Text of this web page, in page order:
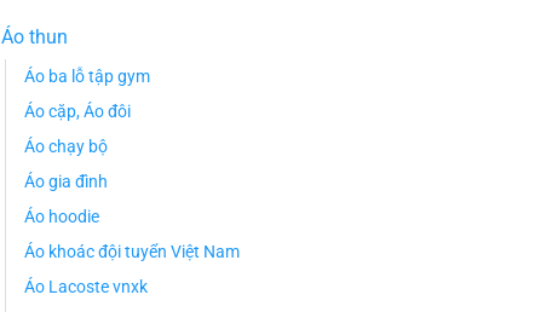
Áo thun
Áo ba lỗ tập gym
Áo cặp, Áo đôi
Áo chạy bộ
Áo gia đình
Áo hoodie
Áo khoác đội tuyển Việt Nam
Áo Lacoste vnxk